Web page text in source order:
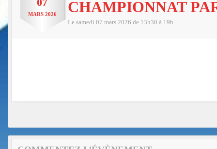
MARS 2026 CHAMPIONNAT
Le samedi 07 mars 2026 de 13h30 à 19h